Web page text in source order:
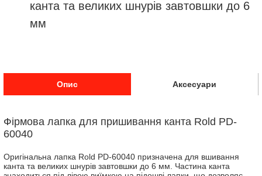
канта та великих шнурів завтовшки до 6
мм
Опис Аксесуари
Фірмова лапка для пришивання канта Rold PD-
60040
Оригінальна лапка Rold PD-60040 призначена для вшивання
канта та великих шнурів завтовшки до 6 мм. Частина канта